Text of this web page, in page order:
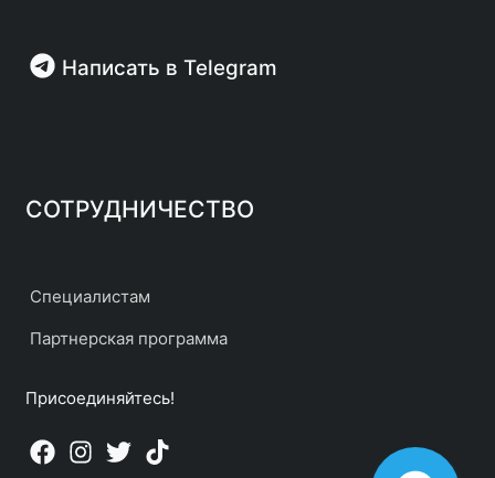
Написать в Telegram
СОТРУДНИЧЕСТВО
Специалистам
Партнерская программа
Присоединяйтесь!